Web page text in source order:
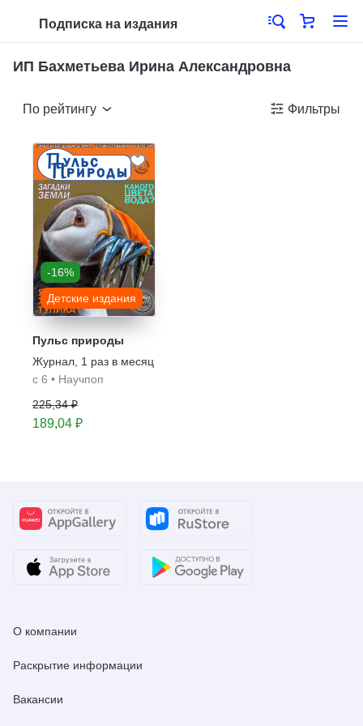
Подписка на издания
ИП Бахметьева Ирина Александровна
По рейтингу Фильтры
-16%
Детские издания
Пульс природы
Журнал 1 раз в месяц
с 6 • Научпоп
225,34 ₽
189,04 ₽
О компании
Раскрытие информации
Вакансии